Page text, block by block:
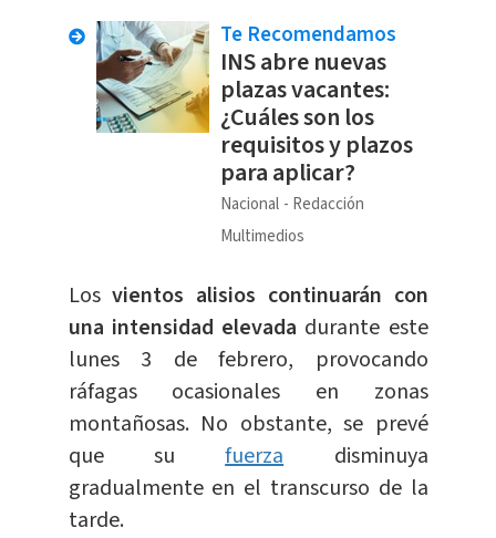
Te Recomendamos
INS abre nuevas
plazas vacantes:
¿Cuáles son los
requisitos y plazos
para aplicar?
Nacional
Redacción
Multimedios
Losvientos alisios continuarán con
una intensidad elevada durante este
lunes 3 de febrero, provocando
ráfagas ocasionales en zonas
montañosas. No obstante, se prevé
que sufuerza
disminuya
gradualmente en el transcurso de la
tarde.